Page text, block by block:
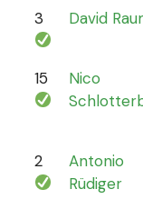
3 David
15
Nico
2
Antonio
Rüdiger